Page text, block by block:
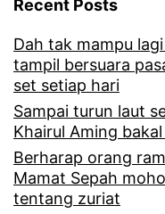
Recent Posts
Dah tak mampu
tampil bersuara
set setiap hari
Sampai turun laut
Khairul Aming
Berharap orang
Mamat Sepah
tentang zuriat